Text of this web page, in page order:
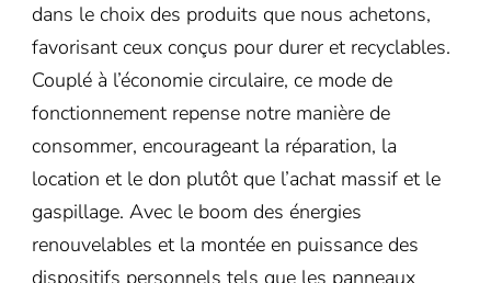
dans le choix des produits que nous achetons,
favorisant ceux conçus pour durer et recyclables.
Couplé à l’économie circulaire, ce mode de
fonctionnement repense notre manière de
consommer, encourageant la réparation, la
location et le don plutôt que l’achat massif et le
gaspillage. Avec le boom des énergies
renouvelables et la montée en puissance des
dispositifs personnels tels que les panneaux